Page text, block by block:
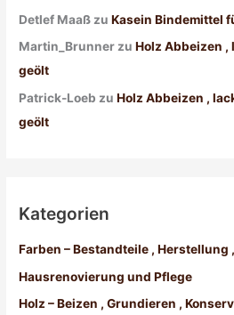
Detlef Maaß zuKasein Bindemittel
Martin_BrunnerzuHolz Abbeizen
geölt
Patrick-Loeb zuHolz Abbeizen ,
geölt
Kategorien
Farben – Bestandteile , Herstellung
Hausrenovierung und Pflege
Holz – Beizen , Grundieren ,